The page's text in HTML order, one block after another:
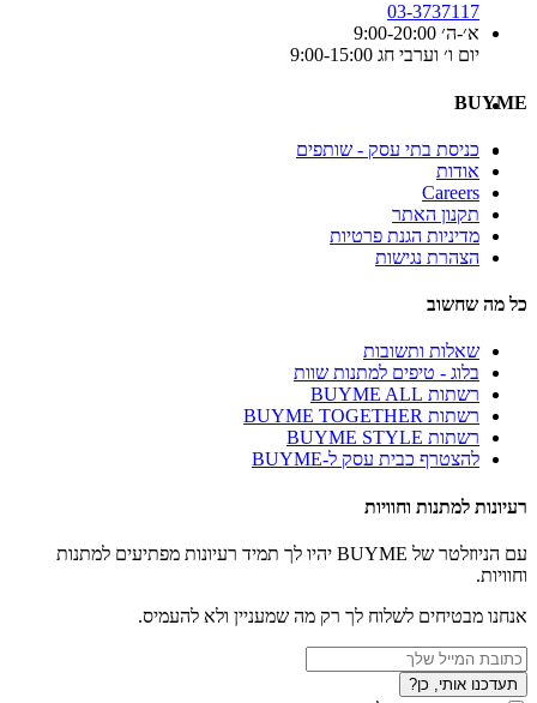
03-3737117
א׳-ה׳ 9:00-20:00
יום ו׳ וערבי חג 9:00-15:00
BUYME
כניסת בתי עסק - שותפים
אודות
Careers
תקנון האתר
מדיניות הגנת פרטיות
הצהרת נגישות
כל מה שחשוב
שאלות ותשובות
בלוג - טיפים למתנות שוות
רשתות BUYME ALL
רשתות BUYME TOGETHER
רשתות BUYME STYLE
להצטרף כבית עסק ל-BUYME
רעיונות למתנות וחוויות
עם הניוזלטר של BUYME יהיו לך תמיד רעיונות מפתיעים למתנות
וחוויות.
אנחנו מבטיחים לשלוח לך רק מה שמעניין ולא להעמיס.
תעדכנו אותי, כן?